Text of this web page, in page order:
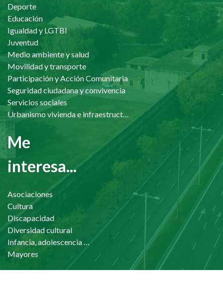
Deporte
Educación
Igualdad y LGTBI
Juventud
Medio ambiente y salud
Movilidad y transporte
Participación y Acción Comunitaria
Seguridad ciudadana y convivencia
Servicios sociales
Urbanismo vivienda e infraestructuras
Me
interesa...
Asociaciones
Cultura
Discapacidad
Diversidad cultural
Infancia, adolescencia y familia
Mayores